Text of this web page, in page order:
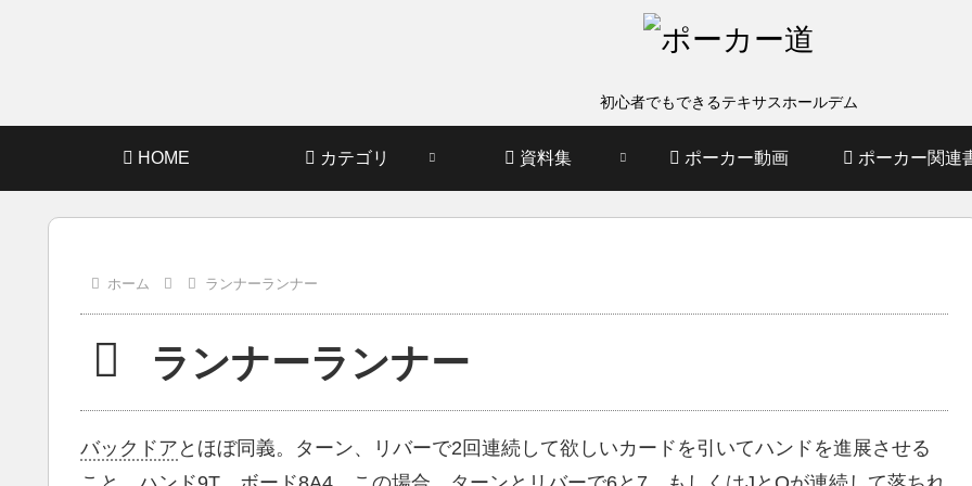
初心者でもできるテキサスホールデム
HOME カテゴリ 資料集 ポーカー動画 ポーカー関連
ホーム ランナーランナー
ランナーランナー
バックドア とほぼ同義。ターン、リバーで2回連続して欲しいカードを引いてハンドを進展させる